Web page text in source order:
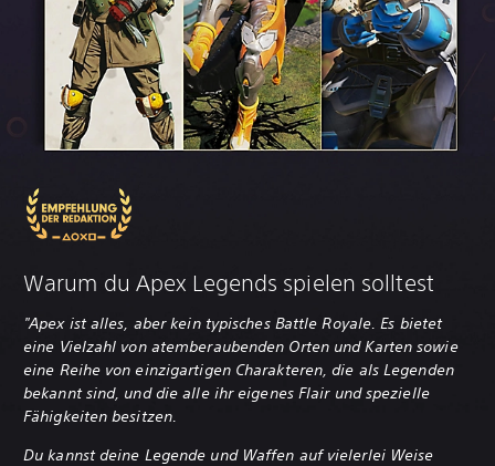
Warum du Apex Legends spielen solltest
"Apex ist alles, aber kein typisches Battle Royale. Es bietet
eine Vielzahl von atemberaubenden Orten und Karten sowie
eine Reihe von einzigartigen Charakteren, die als Legenden
bekannt sind, und die alle ihr eigenes Flair und spezielle
Fähigkeiten besitzen.
Du kannst deine Legende und Waffen auf vielerlei Weise